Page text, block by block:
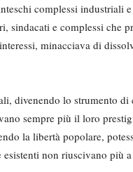
complessi industriali
sindacati e complessi che
minacciava di
divenendo lo strumento
sempre più il loro
la libertà popolare,
non riuscivano più a